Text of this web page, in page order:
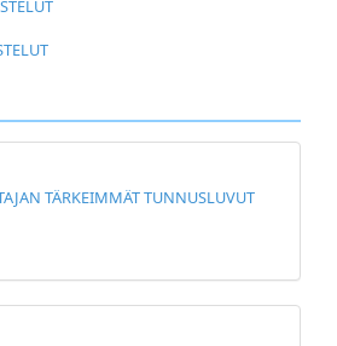
TÄRKEIMMÄT TUNNUSLUVUT